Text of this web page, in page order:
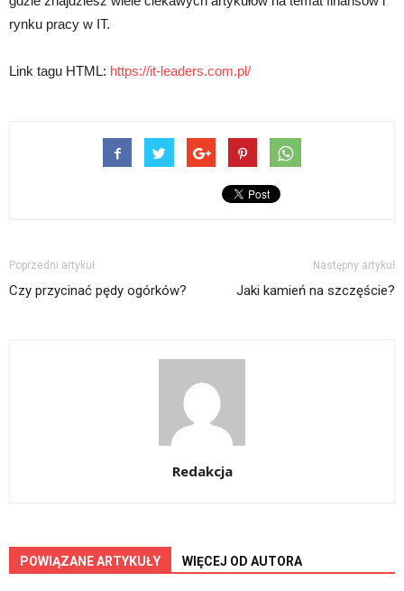
rynku pracy w IT.
Link tagu HTML: https://it-leaders.com.pl/
Poprzedni artykuł
Czy przycinać pędy ogórków?
Następny artykuł
Jaki kamień na szczęście?
Redakcja
POWIĄZANE ARTYKUŁY WIĘCEJ OD AUTORA